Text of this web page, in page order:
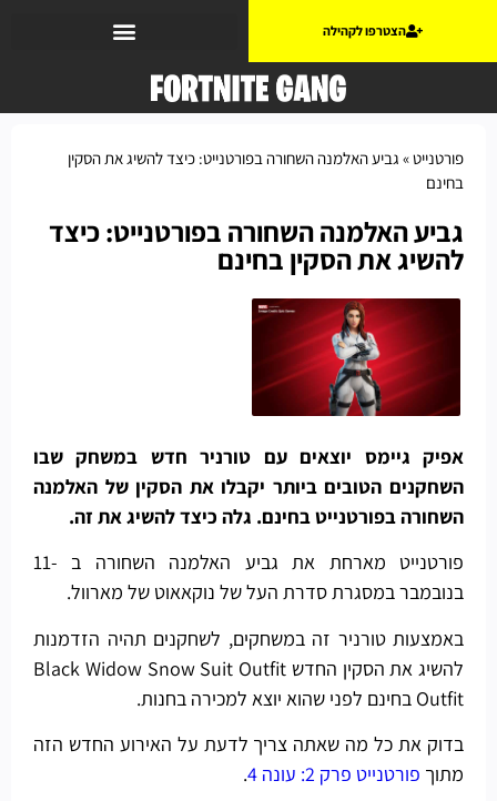
הצטרפו לקהילה
פורטנייט» גביע האלמנה השחורה בפורטנייט: כיצד להשיג את הסקין
בחינם
גביע האלמנה השחורה בפורטנייט: כיצד
להשיג את הסקין בחינם
אפיק גיימס יוצאים עם טורניר חדש במשחק שבו
השחקנים הטובים ביותר יקבלו את הסקין של האלמנה
השחורה בפורטנייט בחינם. גלה כיצד להשיג את זה.
פורטנייט מארחת את גביע האלמנה השחורה ב -11
בנובמבר במסגרת סדרת העל של נוקאאוט של מארוול.
באמצעות טורניר זה במשחקים, לשחקנים תהיה הזדמנות
להשיג את הסקין החדש Black Widow Snow Suit Outfit
Outfit בחינם לפני שהוא יוצא למכירה בחנות.
בדוק את כל מה שאתה צריך לדעת על האירוע החדש הזה
מתוך פורטנייט פרק 2: עונה 4 .